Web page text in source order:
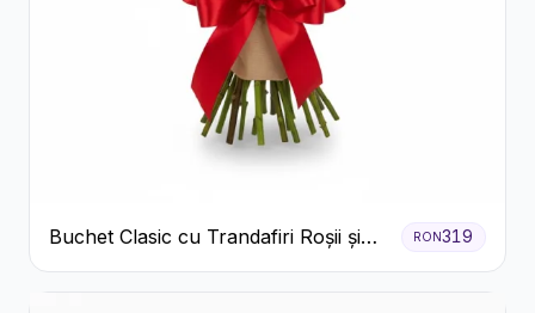
Buchet Clasic cu Trandafiri Roșii și
Gypsophila
RON319